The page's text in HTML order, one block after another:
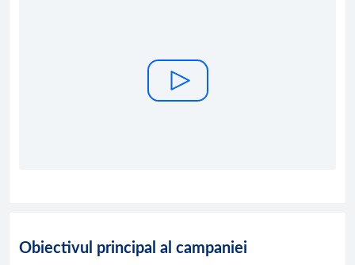
Obiectivul principal al campaniei